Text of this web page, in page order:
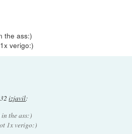
the ass:)
verigo:)
izjavil:
the ass:)
1x verigo:)